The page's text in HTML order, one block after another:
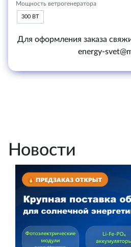
Мощность ветрогенератора
300 ВТ
Для оформления заказа
energy-
Новости